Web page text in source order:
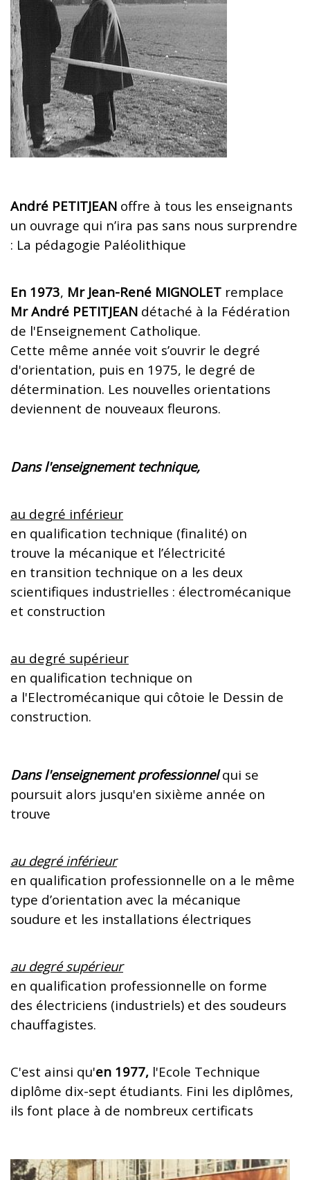
André PETITJEAN offre à tous les enseignants
un ouvrage qui n’ira pas sans nous surprendre
: La pédagogie Paléolithique
En 1973, Mr Jean-René MIGNOLET remplace
Mr André PETITJEAN détaché à la Fédération
de l'Enseignement Catholique.
Cette même année voit s’ouvrir le degré
d'orientation, puis en 1975, le degré de
détermination. Les nouvelles orientations
deviennent de nouveaux fleurons.
Dans l'enseignement technique,
au degré inférieur
en qualification technique (finalité) on
trouve la mécanique et l’électricité
en transition technique on a les deux
scientifiques industrielles : électromécanique
et construction
au degré supérieur
en qualification technique on
a l'Electromécanique qui côtoie le Dessin de
construction.
Dans l'enseignement professionnelqui se
poursuit alors jusqu'en sixième année on
trouve
au degré inférieur
en qualification professionnelle on a le même
type d’orientation avec la mécanique
soudure et les installations électriques
au degré supérieur
en qualification professionnelle on forme
des électriciens (industriels) et des soudeurs
chauffagistes.
C'est ainsi qu'en 1977, l'Ecole Technique
diplôme dix-sept étudiants. Fini les diplômes,
ils font place à de nombreux certificats